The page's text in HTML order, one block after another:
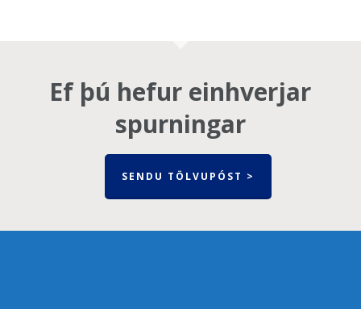
Ef þú hefur einhverjar
spurningar
SENDU TÖLVUPÓST >